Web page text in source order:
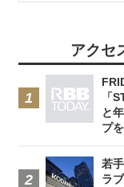
アクセ
「
と
プ
若
ラ